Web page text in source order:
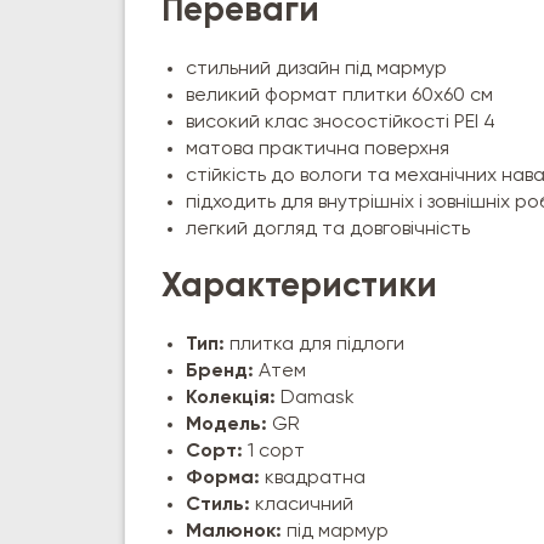
Переваги
стильний дизайн під мармур
великий формат плитки 60х60 см
високий клас зносостійкості PEI 4
матова практична поверхня
стійкість до вологи та механічних
підходить для внутрішніх і зовнішніх
легкий догляд та довговічність
Характеристики
Тип: плитка для підлоги
Бренд: Атем
Колекція: Damask
Модель: GR
Сорт: 1 сорт
Форма: квадратна
Стиль: класичний
Малюнок: під мармур